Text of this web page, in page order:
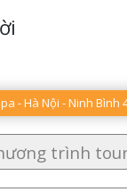
- Hà Nội - Ninh Bình
trình